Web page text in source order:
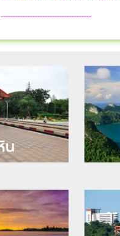
-------------------------------------